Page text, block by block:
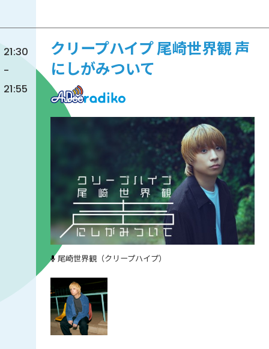
21:30
-
21:55
クリープハイプ 尾崎世界観 声
にしがみついて
尾崎世界観（クリープハイプ）